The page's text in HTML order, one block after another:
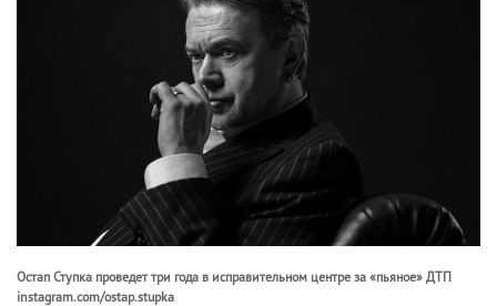
Остап Ступка проведет три года в исправительном центре за «пьяное» ДТП
instagram.com/ostap.stupka